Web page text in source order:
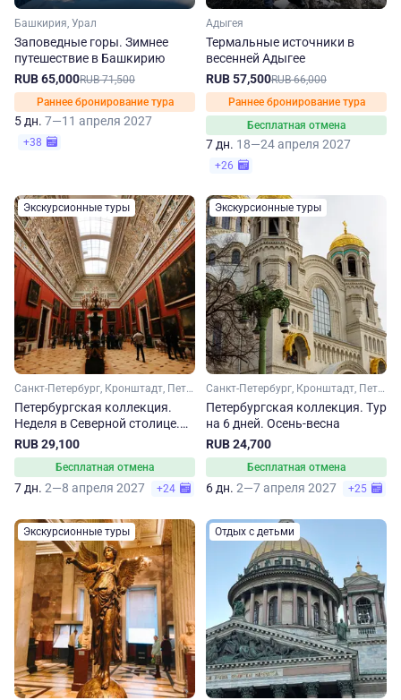
Башкирия, Урал
Заповедные горы. Зимнее
путешествие в Башкирию
RUB 65,000RUB 71,500
Раннее бронирование тура
5 дн. 7—11 апреля 2027
+38
Адыгея
Термальные источники в
весенней Адыгее
RUB 57,500RUB 66,000
Раннее бронирование тура
Бесплатная отмена
7 дн. 18—24 апреля 2027
+26
Экскурсионные туры
Санкт-Петербург, Кронштадт, Петергоф
Петербургская коллекция.
Неделя в Северной столице.
Осень-весна
RUB 29,100
Бесплатная отмена
7 дн. 2—8 апреля 2027 +24
Экскурсионные туры
Санкт-Петербург, Кронштадт, Петергоф
Петербургская коллекция. Тур
на 6 дней. Осень-весна
RUB 24,700
Бесплатная отмена
6 дн. 2—7 апреля 2027 +25
Экскурсионные туры Отдых с детьми